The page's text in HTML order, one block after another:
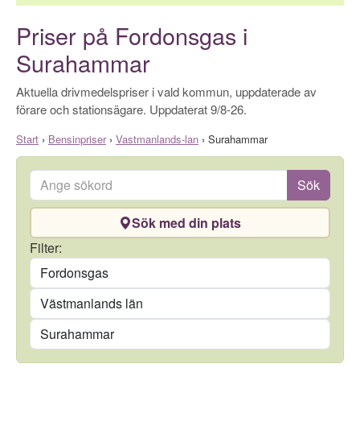
Priser på Fordonsgas i
Surahammar
Aktuella drivmedelspriser i vald kommun, uppdaterade av
förare och stationsägare. Uppdaterat 9/8-26.
Start › Bensinpriser› Vastmanlands-lan › Surahammar
Ange sökord Sök
Sök med din plats
Filter:
Län
Kommun